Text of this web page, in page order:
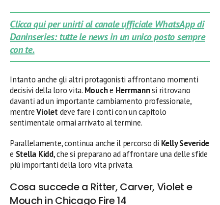
Clicca qui per unirti al canale ufficiale WhatsApp di
Daninseries: tutte le news in un unico posto sempre
con te.
Intanto anche gli altri protagonisti affrontano momenti
decisivi della loro vita. Mouche Herrmannsi ritrovano
davanti ad un importante cambiamento professionale,
mentreVioletdeve fare i conti con un capitolo
sentimentale ormai arrivato al termine.
Parallelamente, continua anche il percorso di Kelly Severide
e Stella Kidd, che si preparano ad affrontare una delle sfide
più importanti della loro vita privata.
Cosa succede a Ritter, Carver, Violet e
Mouch in Chicago Fire 14